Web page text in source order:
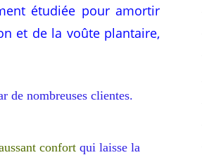
étudiée pour amortir
et de la voûte plantaire,
de nombreuses clientes.
confort qui laisse la